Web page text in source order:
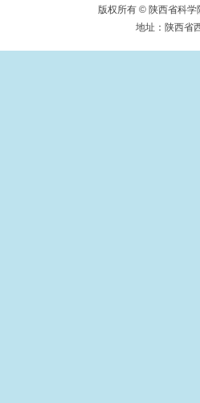
版权所有 © 陕西省科
地址：陕西